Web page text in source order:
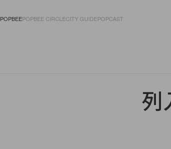
POPBEEPOPBEE CIRCLECITY GUIDEPOPCAST
列